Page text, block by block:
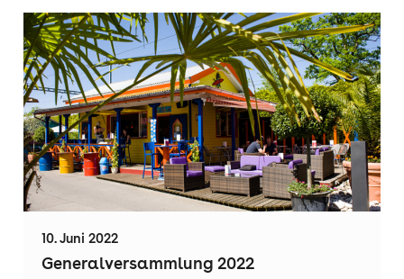
10. Juni 2022
Generalversammlung 2022